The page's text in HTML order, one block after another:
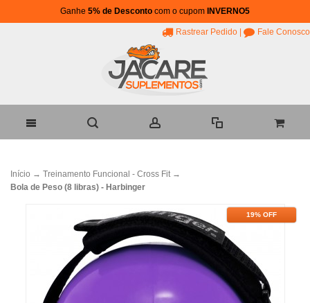
Ganhe 5% de Desconto com o cupom INVERNO5
Rastrear Pedido Fale Conosco
Início → Treinamento Funcional - Cross Fit →
Bola de Peso (8 libras) - Harbinger
19% OFF